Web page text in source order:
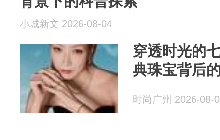
小城新文 2026-08-04
穿透时光的
典珠宝背后
时尚广州 2026-08-